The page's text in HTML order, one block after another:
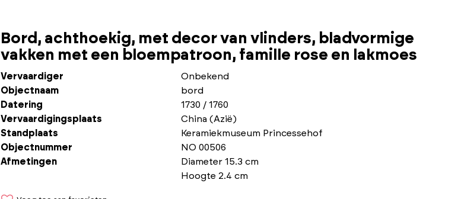
Bord, achthoekig, met decor van vlinders, bladvormige
vakken met een bloempatroon, famille rose en lakmoes
Vervaardiger
Onbekend
Objectnaam
bord
Datering
1730 / 1760
Vervaardigingsplaats
China (Azië)
Standplaats
Keramiekmuseum Princessehof
Objectnummer
NO 00506
Afmetingen
Diameter 15.3 cm
Hoogte 2.4 cm